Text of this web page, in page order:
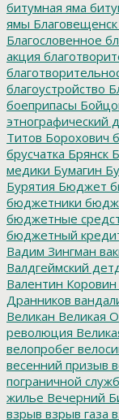
битумная яма
ямы Благовещенск
Благословенное
акция
благоустройство
боеприпасы
этнографический
Титов Борохович
брусчатка Брянск
медики Бумагин
Бурятия Бюджет
бюджетники
бюджетные
бюджетный
Вадим Зингман
Валдгеймский
Валентин Коровин
Дранников
Великан Великая
революция
велопробег
весенний призыв
пограничной
жилье Вечерний
взрыв взрыв газа